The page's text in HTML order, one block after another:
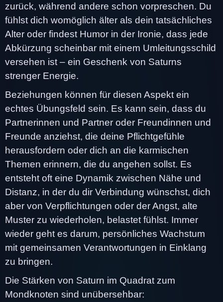
zurück, während andere schon vorpreschen. Du
fühlst dich womöglich älter als dein tatsächliches
Alter oder findest Humor in der Ironie, dass jede
Abkürzung scheinbar mit einem Umleitungsschild
versehen ist – ein Geschenk von Saturns
strenger Energie.
Beziehungen können für diesen Aspekt ein
echtes Übungsfeld sein. Es kann sein, dass du
Partnerinnen und Partner oder Freundinnen und
Freunde anziehst, die deine Pflichtgefühle
herausfordern oder dich an die karmischen
Themen erinnern, die du angehen sollst. Es
entsteht oft eine Dynamik zwischen Nähe und
Distanz, in der du dir Verbindung wünschst, dich
aber von Verpflichtungen oder der Angst, alte
Muster zu wiederholen, belastet fühlst. Immer
wieder geht es darum, persönliches Wachstum
mit gemeinsamen Verantwortungen in Einklang
zu bringen.
Die Stärken von Saturn im Quadrat zum
Mondknoten sind unübersehbar: